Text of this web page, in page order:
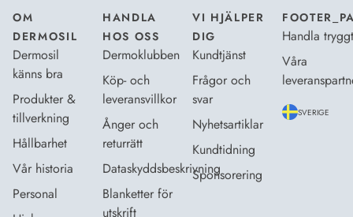
OM
DERMOSIL
Dermosil
känns bra
Produkter &
tillverkning
Hållbarhet
Vår historia
Personal
HANDLA
HOS OSS
Dermoklubben
Köp- och
leveransvillkor
Ånger och
returrätt
Dataskyddsbeskrivning
Blanketter för
utskrift
VI HJÄLPER
DIG
Kundtjänst
Frågor och
svar
Nyhetsartiklar
Kundtidning
Sponsorering
Handla tryggt
Våra
SVERIGE